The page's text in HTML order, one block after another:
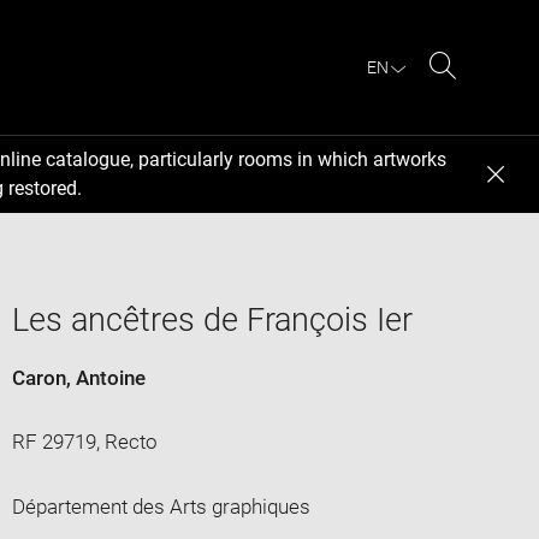
EN
catalogue, particularly rooms in which artworks
restored.
Les ancêtres de François Ier
Caron, Antoine
RF 29719, Recto
Département des Arts graphiques